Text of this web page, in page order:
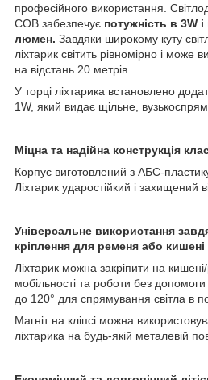
професійного використання.
COB забезпечує потужність в 3W
люмен. Завдяки широкому куту
ліхтарик світить рівномірно і може
на відстань 20 метрів.
У торці ліхтарика встановлено
1W, який видає щільне,
Міцна та надійна конструкція
Корпус виготовлений з АБС-
Ліхтарик ударостійкий і захищений
Універсальне використання
кріплення для ременя або кишені
Ліхтарик можна закріпити на
мобільності та роботи без
до 120° для спрямування світла в
Магніт на кліпсі можна
ліхтарика на будь-якій металевій